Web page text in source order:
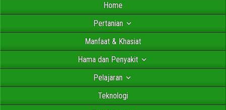
Home
Pertanian
Manfaat & Khasiat
Hama dan Penyakit
Pelajaran
Teknologi